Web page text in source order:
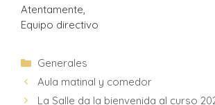
Atentamente,
Equipo directivo
Generales
Aula matinal y comedor
La Salle da la bienvenida al curso